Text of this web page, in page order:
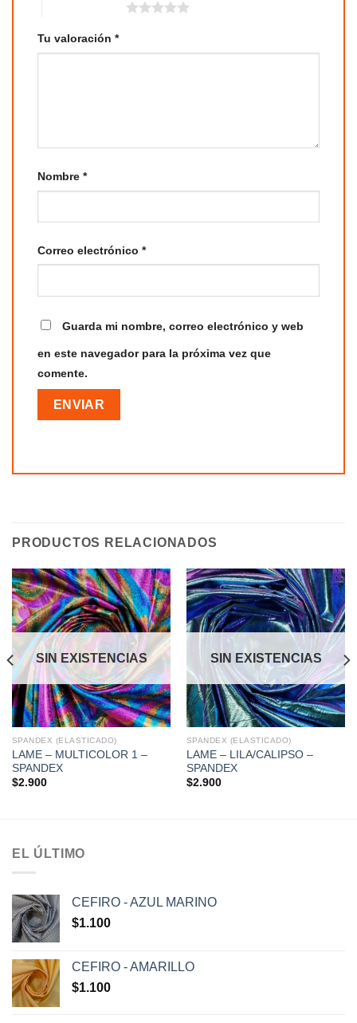
Tu valoración *
Nombre *
Correo electrónico *
Guarda mi nombre, correo electrónico y web
en este navegador para la próxima vez que
comente.
PRODUCTOS RELACIONADOS
SIN EXISTENCIAS
SPANDEX (ELASTICADO)
LAME – MULTICOLOR 1 –
SPANDEX
$2.900
SIN EXISTENCIAS
SPANDEX (ELASTICADO)
LAME – LILA/CALIPSO –
SPANDEX
$2.900
EL ÚLTIMO
CEFIRO - AZUL MARINO
$1.100
CEFIRO - AMARILLO
$1.100